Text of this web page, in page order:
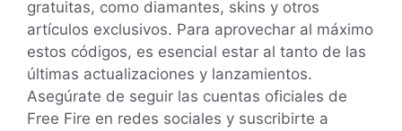
gratuitas, como diamantes, skins y otros
artículos exclusivos. Para aprovechar al máximo
estos códigos, es esencial estar al tanto de las
últimas actualizaciones y lanzamientos.
Asegúrate de seguir las cuentas oficiales de
Free Fire en redes sociales y suscribirte a